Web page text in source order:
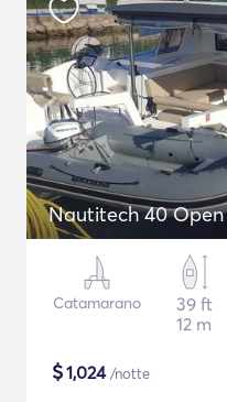
Nautitech 40 Open
Catamarano
39 ft
12 m
$1,024/notte